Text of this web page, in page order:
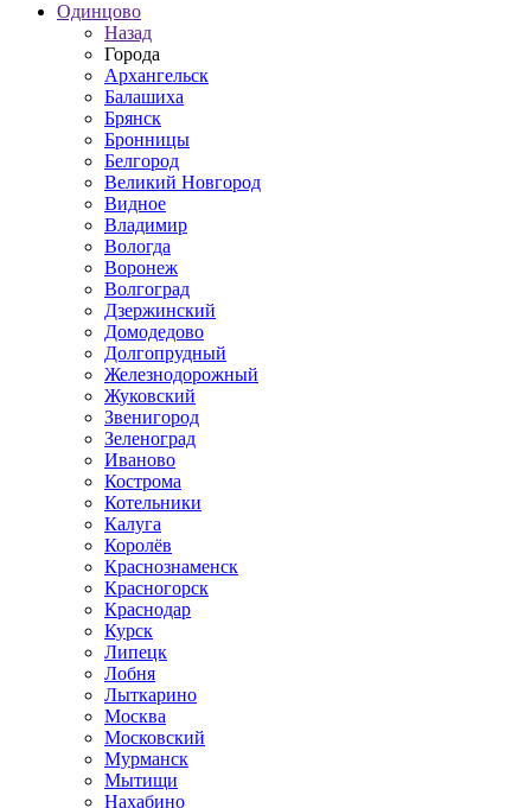
Одинцово
Назад
Города
Архангельск
Балашиха
Брянск
Бронницы
Белгород
Великий Новгород
Видное
Владимир
Вологда
Воронеж
Волгоград
Дзержинский
Домодедово
Долгопрудный
Железнодорожный
Жуковский
Звенигород
Зеленоград
Иваново
Кострома
Котельники
Калуга
Королёв
Краснознаменск
Красногорск
Краснодар
Курск
Липецк
Лобня
Лыткарино
Москва
Московский
Мурманск
Мытищи
Нахабино